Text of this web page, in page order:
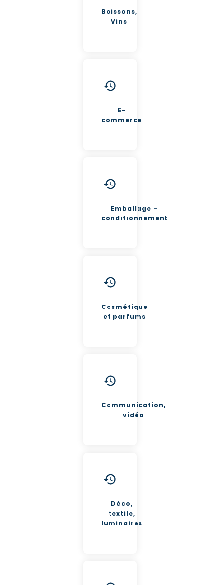
Boissons,
Vins
E-
commerce
Emballage –
conditionnement
Cosmétique
et parfums
Communication,
vidéo
Déco,
textile,
luminaires